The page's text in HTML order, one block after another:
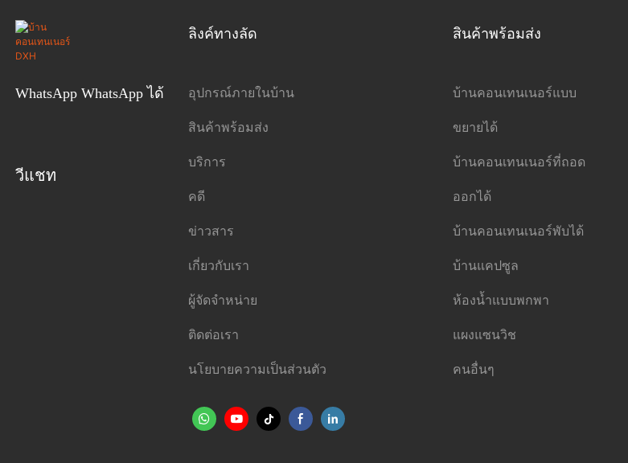
WhatsApp WhatsApp ได้
วีแชท
ลิงค์ทางลัด
อุปกรณ์ภายในบ้าน
สินค้าพร้อมส่ง
บริการ
คดี
ข่าวสาร
เกี่ยวกับเรา
ผู้จัดจำหน่าย
ติดต่อเรา
นโยบายความเป็นส่วนตัว
สินค้าพร้อมส่ง
บ้านคอนเทนเนอร์แบบ
ขยายได้
บ้านคอนเทนเนอร์ที่ถอด
ออกได้
บ้านคอนเทนเนอร์พับได้
บ้านแคปซูล
ห้องน้ำแบบพกพา
แผงแซนวิช
คนอื่นๆ